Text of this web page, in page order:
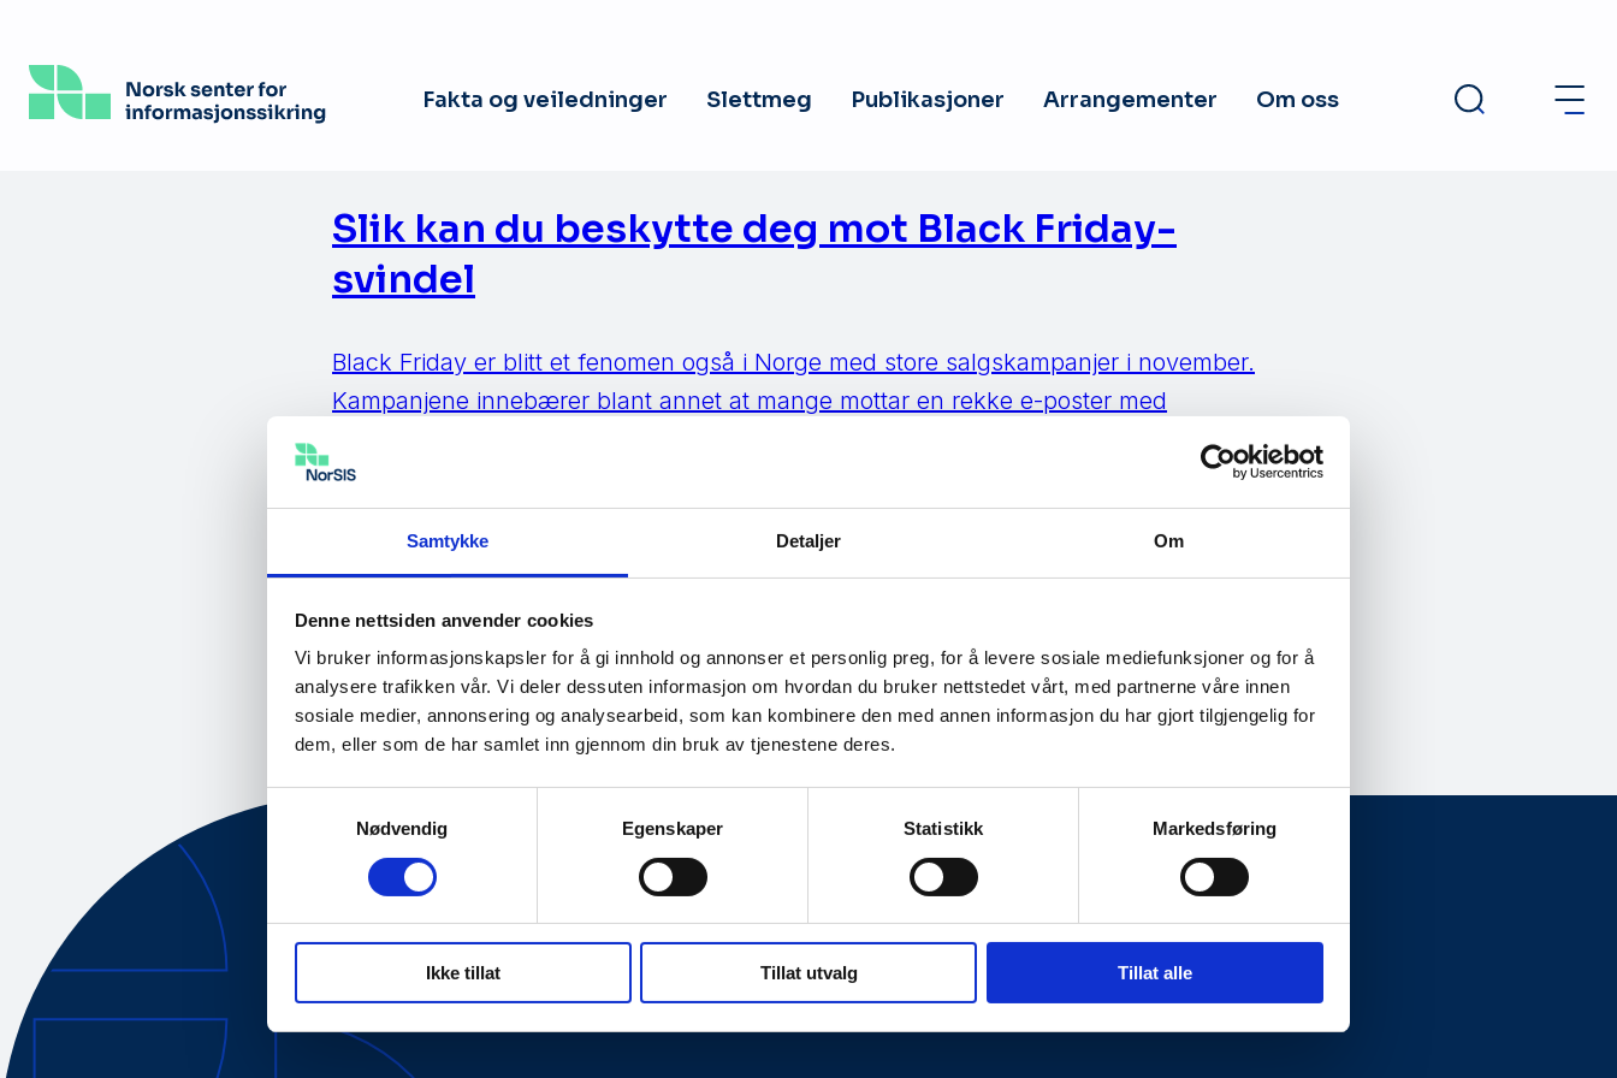
Samtykke Detaljer Om
Denne nettsiden anvender cookies
Vi bruker informasjonskapsler for å gi innhold og annonser et personlig preg, for å levere sosiale mediefunksjoner og for å
analysere trafikken vår. Vi deler dessuten informasjon om hvordan du bruker nettstedet vårt, med partnerne våre innen
sosiale medier, annonsering og analysearbeid, som kan kombinere den med annen informasjon du har gjort tilgjengelig for
dem, eller som de har samlet inn gjennom din bruk av tjenestene deres.
Samtykkevalg
Nødvendig
Egenskaper Statistikk Markedsføring
Ikke tillat Tillat utvalg Tillat alle
hovedinnhold
Fakta og veiledninger Slettmeg Publikasjoner Arrangementer Om oss
Slik kan du beskytte deg mot Black Friday-
svindel
Black Friday er blitt et fenomen også i Norge med store salgskampanjer i november.
Kampanjene innebærer blant annet at mange mottar en rekke e-poster med
rabattkoder og salgstilbud, og dette utnytter svindlerne. –Svindlere er gode til å
tilpasse seg trender, sesonger og situasjoner som er annerledes. Slik utnytter de vår
sårbarhet. Vi vet at det […]
Nyhet17.11.2022
Om oss Kontakt oss
Presseside
Tilgjengelighetserklæring
Personvernerklæring